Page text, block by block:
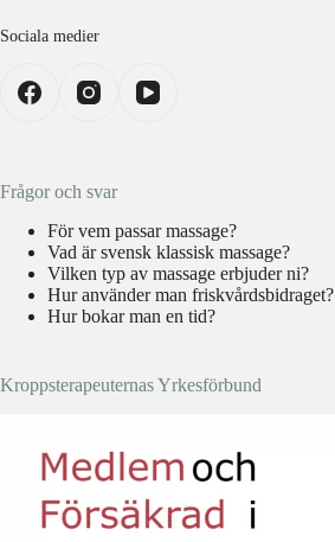
Sociala medier
Frågor och svar
För vem passar massage?
Vad är svensk klassisk massage?
Vilken typ av massage erbjuder ni?
Hur använder man friskvårdsbidraget?
Hur bokar man en tid?
Kroppsterapeuternas Yrkesförbund